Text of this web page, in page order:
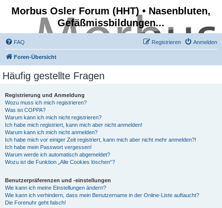
Morbus Osler Forum (HHT) • Nasenbluten,
Gefäßmissbildungen...
FAQ Anmelden
Registrieren
Foren-Übersicht
Häufig gestellte Fragen
Registrierung und Anmeldung
Wozu muss ich mich registrieren?
Was ist COPPA?
Warum kann ich mich nicht registrieren?
Ich habe mich registriert, kann mich aber nicht anmelden!
Warum kann ich mich nicht anmelden?
Ich habe mich vor einiger Zeit registriert, kann mich aber nicht mehr anmelden?!
Ich habe mein Passwort vergessen!
Warum werde ich automatisch abgemeldet?
Wozu ist die Funktion „Alle Cookies löschen“?
Benutzerpräferenzen und -einstellungen
Wie kann ich meine Einstellungen ändern?
Wie kann ich verhindern, dass mein Benutzername in der Online-Liste auftaucht?
Die Forenuhr geht falsch!